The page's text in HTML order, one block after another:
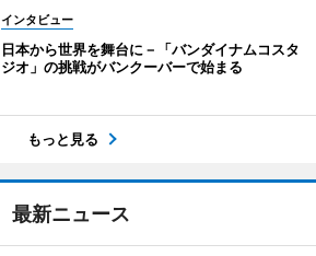
インタビュー
日本から世界を舞台に－「バンダイナムコスタ
ジオ」の挑戦がバンクーバーで始まる
もっと見る
最新ニュース